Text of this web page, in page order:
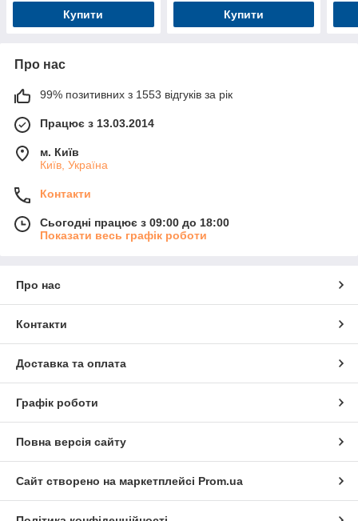
Купити Купити
Про нас
99% позитивних з 1553 відгуків за рік
Працює з 13.03.2014
м. Київ
Київ, Україна
Контакти
Сьогодні працює з 09:00 до 18:00
Показати весь графік роботи
Про нас
Контакти
Доставка та оплата
Графік роботи
Повна версія сайту
Сайт створено на маркетплейсі Prom.ua